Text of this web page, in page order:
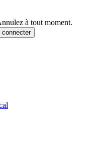
à tout moment.
connecter